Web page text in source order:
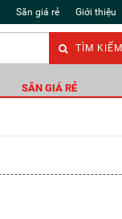
Săn giá rẻ Giới thiệu
TÌM KIẾM
SĂN GIÁ RẺ